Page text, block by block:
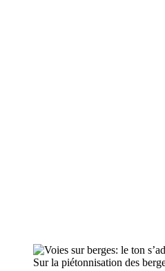
Sur la piétonnisation des